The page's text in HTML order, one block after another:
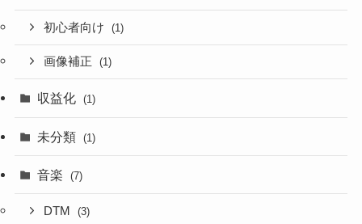
初心者向け (1)
画像補正 (1)
収益化 (1)
未分類 (1)
音楽 (7)
DTM (3)